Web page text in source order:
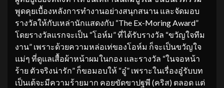
พูดคุยเบื้องหลังการทำงานอย่างสนุกสนาน และจัดมอบ
รางวัลให้กับเหล่านักแสดงกับ “The Ex-Moring Award”
โดยรางวัลแรกจะเป็น “โอห์ม” ที่ได้รับรางวัล “ขวัญใจทีม
งาน” เพราะด้วยความหล่อเท่ของโอห์ม ก็จะเป็นขวัญใจ
แม่ๆ ที่ดูแลเสื้อผ้าหน้าผมในกอง และรางวัล “ในจอหน้า
ร้าย ตัวจริงน่ารัก” ก็ขอมอบให้ “อู๋” เพราะในเรื่องอู๋รับบท
เป็นเต้จะมีความร้ายมาก คอยขัดขาปฐพี (คริส) ตลอด แต่